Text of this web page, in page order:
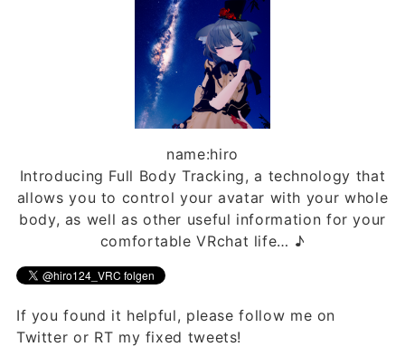
name:hiro
Introducing Full Body Tracking, a technology that
allows you to control your avatar with your whole
body, as well as other useful information for your
comfortable VRchat life… ♪
If you found it helpful, please follow me on
Twitter or RT my fixed tweets!